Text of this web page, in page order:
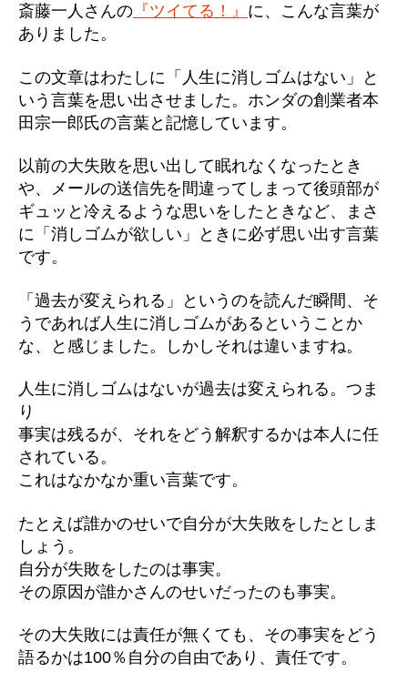
斎藤一人さんの 『ツイてる！』 に、こんな言葉が
ありました。
この文章はわたしに「人生に消しゴムはない」と
いう言葉を思い出させました。ホンダの創業者本
田宗一郎氏の言葉と記憶しています。
以前の大失敗を思い出して眠れなくなったとき
や、メールの送信先を間違ってしまって後頭部が
ギュッと冷えるような思いをしたときなど、まさ
に「消しゴムが欲しい」ときに必ず思い出す言葉
です。
「過去が変えられる」というのを読んだ瞬間、そ
うであれば人生に消しゴムがあるということか
な、と感じました。しかしそれは違いますね。
人生に消しゴムはないが過去は変えられる。つま
り
事実は残るが、それをどう解釈するかは本人に任
されている。
これはなかなか重い言葉です。
たとえば誰かのせいで自分が大失敗をしたとしま
しょう。
自分が失敗をしたのは事実。
その原因が誰かさんのせいだったのも事実。
その大失敗には責任が無くても、その事実をどう
語るかは100％自分の自由であり、責任です。